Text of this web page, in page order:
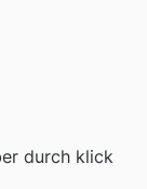
durch klick